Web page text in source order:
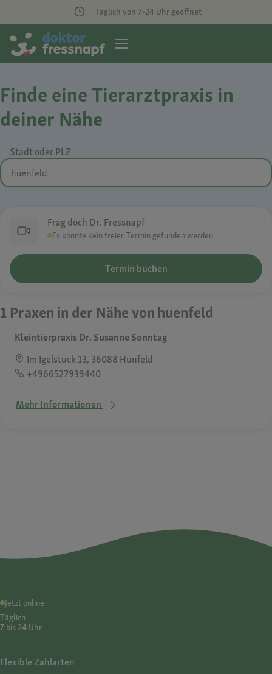
Täglich von 7-24 Uhr geöffnet
Finde eine Tierarztpraxis in
deiner Nähe
Stadt oder PLZ
Frag doch Dr. Fressnapf
Es konnte kein freier Termin gefunden werden
Termin buchen
1 Praxen in der Nähe von huenfeld
Kleintierpraxis Dr. Susanne Sonntag
Im Igelstück 13, 36088 Hünfeld
+4966527939440
Mehr Informationen
Jetzt online
Täglich
7 bis 24 Uhr
Flexible Zahlarten